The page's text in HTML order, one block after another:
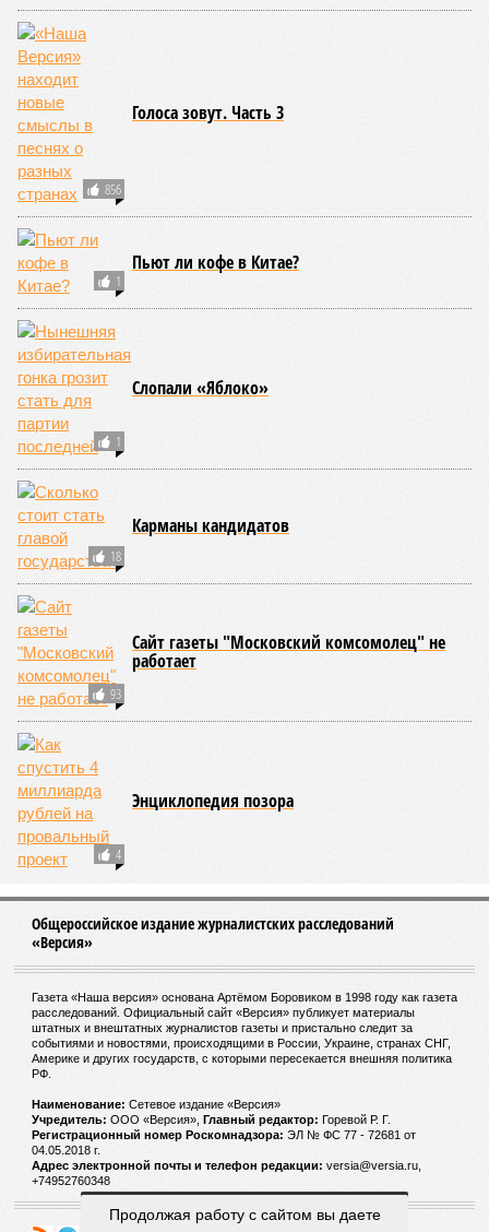
856
Голоса зовут. Часть 3
1
Пьют ли кофе в Китае?
1
Слопали «Яблоко»
18
Карманы кандидатов
93
Сайт газеты "Московский комсомолец" не
работает
4
Энциклопедия позора
Общероссийское издание журналистских расследований
«Версия»
Газета «Наша версия» основана Артёмом Боровиком в 1998 году как газета
расследований. Официальный сайт «Версия» публикует материалы
штатных и внештатных журналистов газеты и пристально следит за
событиями и новостями, происходящими в России, Украине, странах СНГ,
Америке и других государств, с которыми пересекается внешняя политика
РФ.
Наименование: Cетевое издание «Версия»
Учредитель: ООО «Версия», Главный редактор: Горевой Р. Г.
Регистрационный номер Роскомнадзора: ЭЛ № ФС 77 - 72681 от
04.05.2018 г.
Адрес электронной почты и телефон редакции: versia@versia.ru,
+74952760348
Продолжая работу с сайтом вы даете